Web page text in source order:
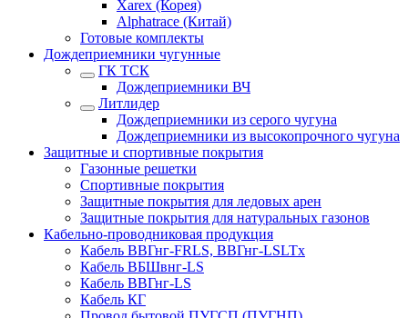
Xarex (Корея)
Alphatrace (Китай)
Готовые комплекты
Дождеприемники чугунные
ГК ТСК
Дождеприемники ВЧ
Литлидер
Дождеприемники из серого чугуна
Дождеприемники из высокопрочного чугуна
Защитные и спортивные покрытия
Газонные решетки
Спортивные покрытия
Защитные покрытия для ледовых арен
Защитные покрытия для натуральных газонов
Кабельно-проводниковая продукция
Кабель ВВГнг-FRLS, ВВГнг-LSLTx
Кабель ВБШвнг-LS
Кабель ВВГнг-LS
Кабель КГ